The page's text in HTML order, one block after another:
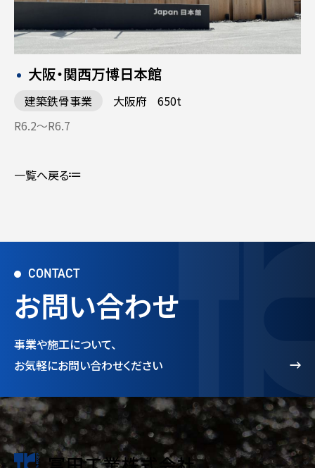
大阪・関西万博日本館
建築鉄骨事業 大阪府
650t
R6.2〜R6.7
一覧へ戻る
CONTACT
お問い合わせ
事業や施工について、
お気軽にお問い合わせください